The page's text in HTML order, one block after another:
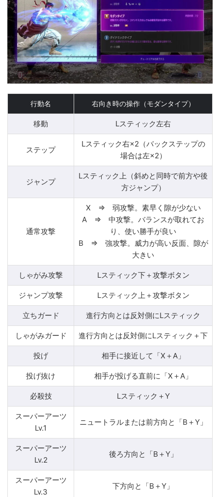
行動名 右向き時の操作（モダンタイプ）
移動 Lスティック左右
ステップ
Lスティック右×2（バックステップの
場合は左×2）
ジャンプ
Lスティック上（斜めと同時で前方や後
方ジャンプ）
通常攻撃
X ⇒ 弱攻撃。素早く隙が少ない
A ⇒ 中攻撃。バランスが取れてお
り、使い勝手が良い
B ⇒ 強攻撃。威力が高い反面、隙が
大きい
しゃがみ攻撃 Lスティック下＋攻撃ボタン
ジャンプ攻撃 Lスティック上＋攻撃ボタン
立ちガード 進行方向とは反対側にLスティック
しゃがみガード 進行方向とは反対側にLスティック＋下
投げ 相手に接近して「X＋A」
投げ抜け 相手が投げる直前に「X＋A」
必殺技 Lスティック＋Y
スーパーアーツ
Lv.1
ニュートラルまたは前方向と「B＋Y」
スーパーアーツ
Lv.2
後ろ方向と「B＋Y」
スーパーアーツ
Lv.3
下方向と「B＋Y」